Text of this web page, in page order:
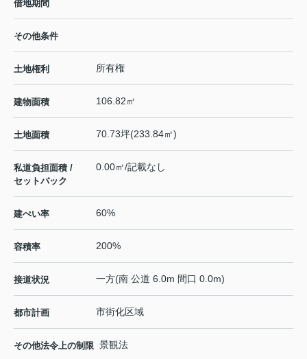
借地期間
その他条件
土地権利 所有権
建物面積 106.82㎡
土地面積 70.73坪(233.84㎡)
私道負担面積 /
セットバック
0.00㎡/記載なし
建ぺい率 60%
容積率 200%
接道状況 一方(南 公道 6.0m 間口 0.0m)
都市計画 市街化区域
その他法令上の制限 景観法